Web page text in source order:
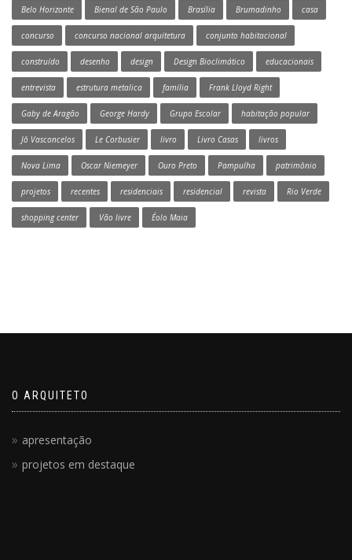
Belo Horizonte Bienal de São Paulo Brasília Brumadinho casa
concurso concurso nacional arquitetura conjunto habitacional
construído desenho design Design Bioclimático educacionais
entrevista estrutura metalica família Frank Lloyd Right
Gaby de Aragão George Hardy Grupo Escolar habitação popular
Jô Vasconcelos Le Corbusier livro Livro Casas livros
Nova Lima Oscar Niemeyer Ouro Preto Pampulha patrimônio
projetos recentes residenciais residencial revista Rio Verde
shopping center Vão livre Éolo Maia
O ARQUITETO
apresentação
projetos em destaque